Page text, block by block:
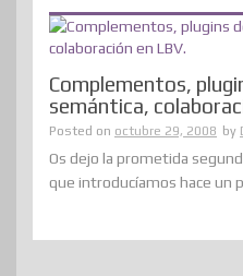
Complementos,
semántica,
Posted on octubre 29, 2008 by
Os dejo la prometida
que introducíamos hace un